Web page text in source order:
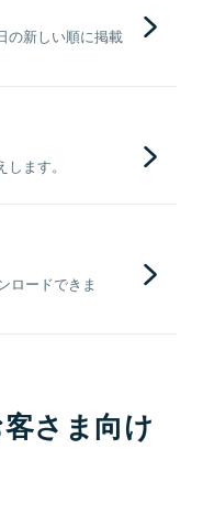
の新しい順に掲載
ます。
ロードできま
さま向け